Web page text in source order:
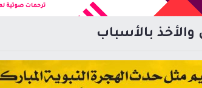
بالأسباب